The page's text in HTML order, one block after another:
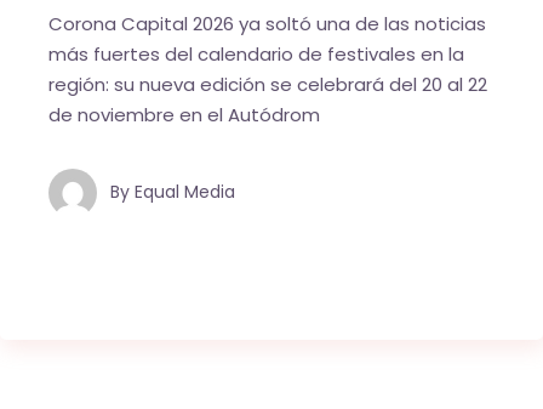
Corona Capital 2026 ya soltó una de las noticias
más fuertes del calendario de festivales en la
región: su nueva edición se celebrará del 20 al 22
de noviembre en el Autódrom
By Equal Media